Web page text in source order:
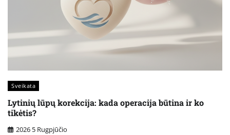
Sveikata
Lytinių lūpų korekcija: kada operacija būtina ir ko
tikėtis?
2026 5 Rugpjūčio